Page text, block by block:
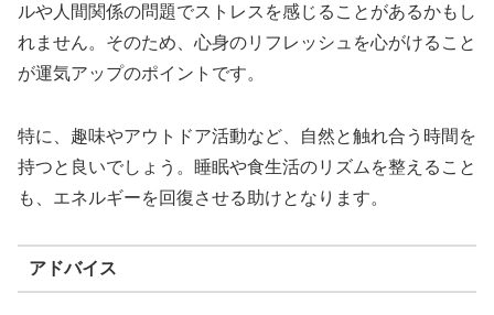
ルや人間関係の問題でストレスを感じることがあるかもし
れません。そのため、心身のリフレッシュを心がけること
が運気アップのポイントです。
特に、趣味やアウトドア活動など、自然と触れ合う時間を
持つと良いでしょう。睡眠や食生活のリズムを整えること
も、エネルギーを回復させる助けとなります。
アドバイス